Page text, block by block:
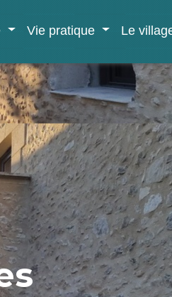
Vie pratique Le